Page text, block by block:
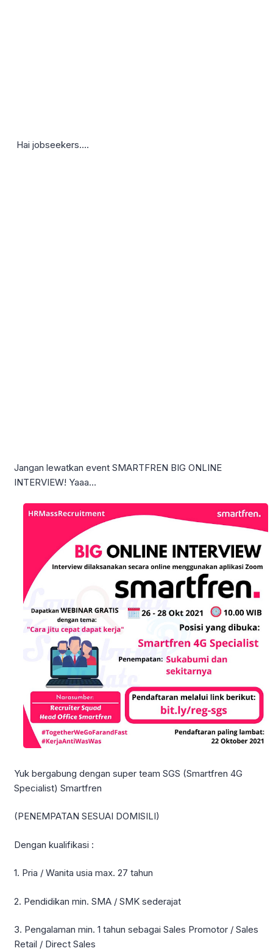
Hai jobseekers….
Jangan lewatkan event SMARTFREN BIG ONLINE
INTERVIEW! Yaaa…
Yuk bergabung dengan super team SGS (Smartfren 4G
Specialist) Smartfren
(PENEMPATAN SESUAI DOMISILI)
Dengan kualifikasi :
1. Pria / Wanita usia max. 27 tahun
2. Pendidikan min. SMA / SMK sederajat
3. Pengalaman min. 1 tahun sebagai Sales Promotor / Sales
Retail / Direct Sales